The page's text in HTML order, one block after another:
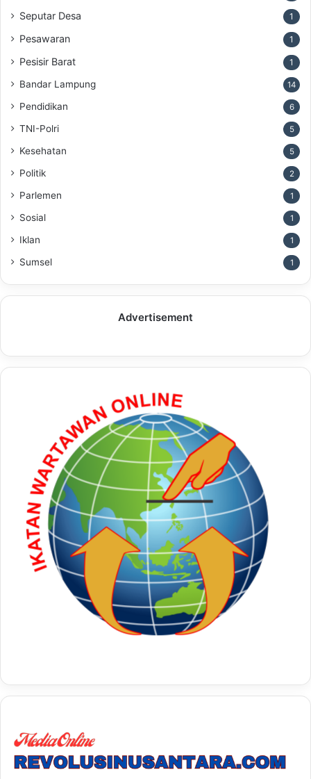
Seputar Desa 1
Pesawaran 1
Pesisir Barat 1
Bandar Lampung 14
Pendidikan 6
TNI-Polri 5
Kesehatan 5
Politik 2
Parlemen 1
Sosial 1
Iklan 1
Sumsel 1
Advertisement